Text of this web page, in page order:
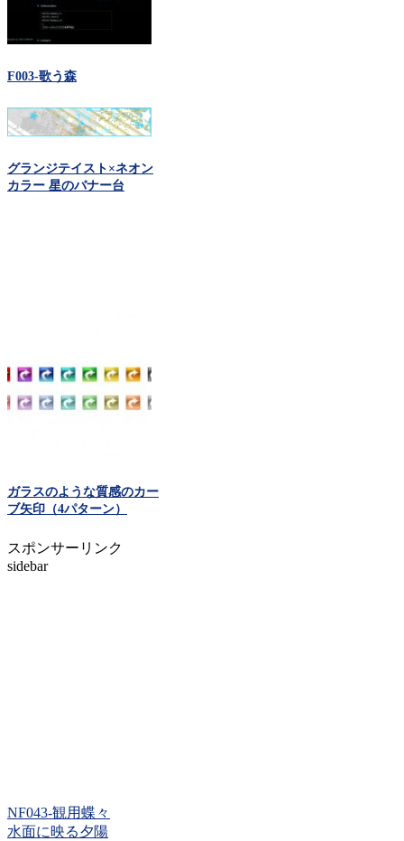
F003-歌う森
グランジテイスト×ネオン
カラー 星のバナー台
ガラスのような質感のカー
ブ矢印（4パターン）
スポンサーリンク
sidebar
NF043-観用蝶々
水面に映る夕陽